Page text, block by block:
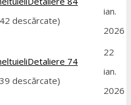
descărcate)
ian.
2026
74
descărcate)
22
ian.
2026